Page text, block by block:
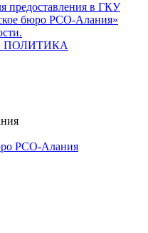
предоставления в ГКУ
бюро РСО-Алания»
РСО-Алания